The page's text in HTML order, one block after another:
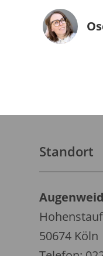
Standort
50674 Köln